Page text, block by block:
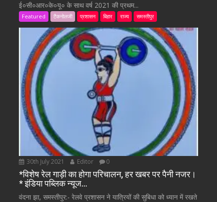
ई०सी०आर०के०यू० के साथ वर्ष 2021 की प्रथम...
Featured टैकनोलजी प्रशासन बिहार राज्य समस्तीपुर
30th July 2021 Editor 0
*विशेष रेल गाड़ी का होगा परिचालन, हर खबर पर पैनी नजर।
* इंडिया पब्लिक न्यूज…
वंदना झा, समस्तीपुर:- रेलवे प्रशासन ने यात्रियों की सुबिधा को ध्यान में रखते